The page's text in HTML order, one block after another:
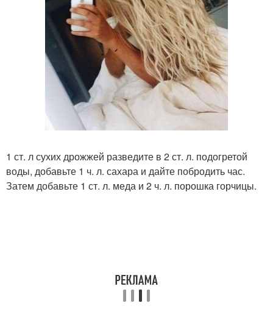
1 ст. л сухих дрожжей разведите в 2 ст. л. подогретой
воды, добавьте 1 ч. л. сахара и дайте побродить час.
Затем добавьте 1 ст. л. меда и 2 ч. л. порошка горчицы.